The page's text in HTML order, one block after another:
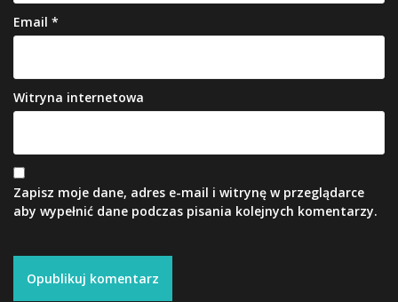
Email *
Witryna internetowa
Zapisz moje dane, adres e-mail i witrynę w przeglądarce
aby wypełnić dane podczas pisania kolejnych komentarzy.